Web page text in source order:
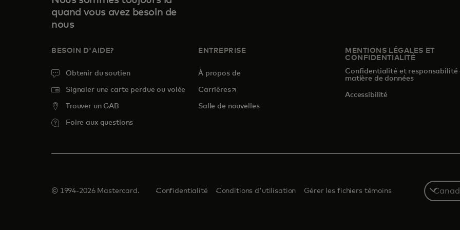
quand vous avez besoin de
nous
BESOIN D'AIDE?
Obtenir du soutien
Signaler une carte perdue ou volée
Trouver un GAB
Foire aux questions
ENTREPRISE
À propos de
Carrièress’ouvre dans un nouvel onglet
Salle de nouvelles
MENTIONS LÉGALES ET
CONFIDENTIALITÉ
Confidentialité et responsabilité
matière de données
Accessibilité
© 1994-2026 Mastercard. Confidentialité Conditions d'utilisation Gérer les fichiers témoins
Select
a
country